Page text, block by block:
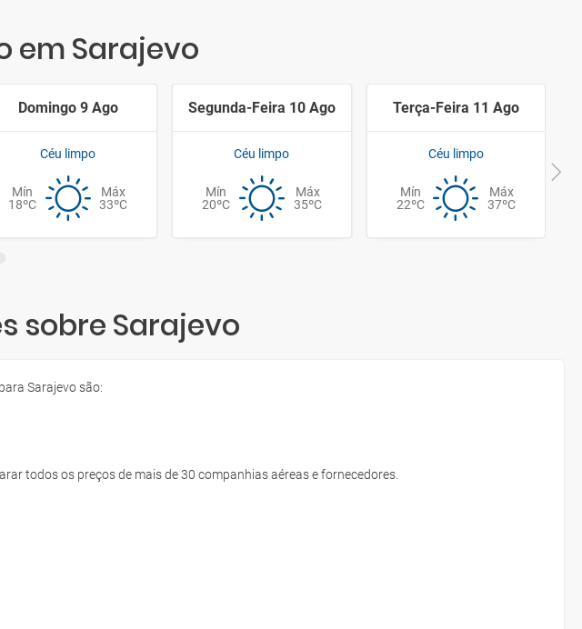
em Sarajevo
Domingo 9 Ago
Céu limpo
Mín
18ºC
Máx
33ºC
Segunda-Feira 10 Ago
Céu limpo
Mín
20ºC
Máx
35ºC
Terça-Feira 11 Ago
Céu limpo
Mín
22ºC
Máx
37ºC
sobre Sarajevo
Sarajevo são:
todos os preços de mais de 30 companhias aéreas e fornecedores.